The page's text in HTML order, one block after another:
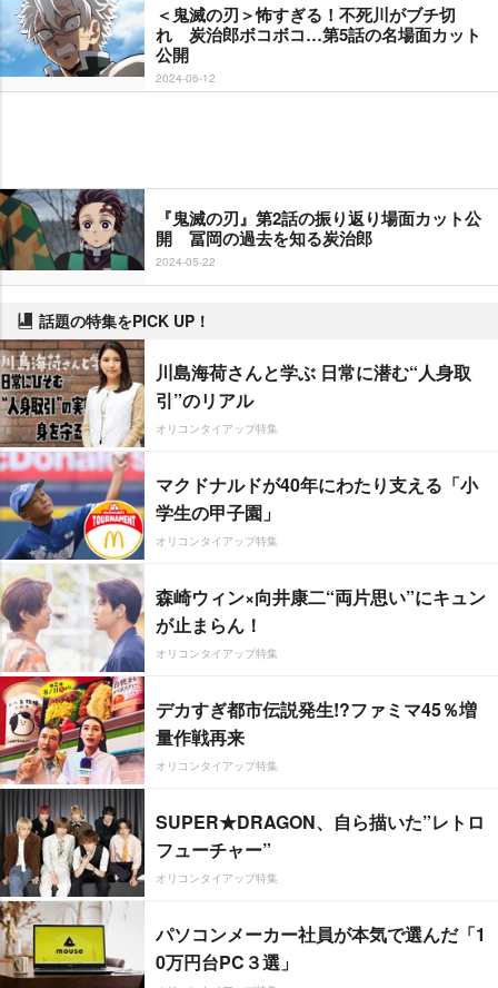
＜鬼滅の刃＞怖すぎる！不死川がブチ切
れ 炭治郎ボコボコ…第5話の名場面カット
公開
2024-06-12
『鬼滅の刃』第2話の振り返り場面カット公
開 冨岡の過去を知る炭治郎
2024-05-22
話題の特集をPICK UP！
川島海荷さんと学ぶ 日常に潜む“人身取
引”のリアル
オリコンタイアップ特集
マクドナルドが40年にわたり支える「小
学生の甲子園」
オリコンタイアップ特集
森崎ウィン×向井康二“両片思い”にキュン
が止まらん！
オリコンタイアップ特集
デカすぎ都市伝説発生!?ファミマ45％増
量作戦再来
オリコンタイアップ特集
SUPER★DRAGON、自ら描いた”レトロ
フューチャー”
オリコンタイアップ特集
パソコンメーカー社員が本気で選んだ「1
0万円台PC３選」